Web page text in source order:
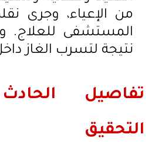
من الإعياء، وجرى
المستشفى للعلاج.
نتيجة لتسرب الغاز
تفاصيل
التحقيق